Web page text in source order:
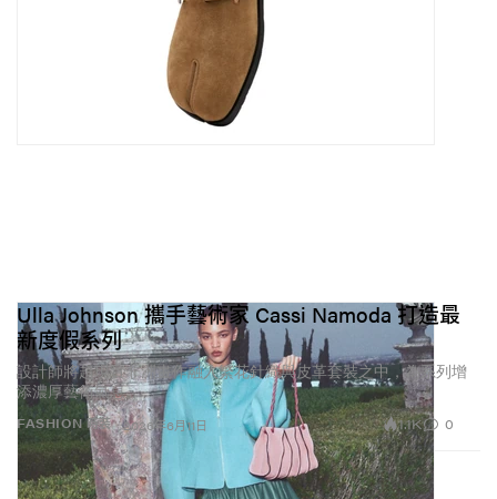
FASHION 時裝
Ulla Johnson 攜手藝術家 Cassi Namoda 打造最
新度假系列
設計師將超現實非洲畫作融入繁花針織與皮革套裝之中，為系列增
添濃厚藝術氣息。
2026年6月11日 1.1K 0